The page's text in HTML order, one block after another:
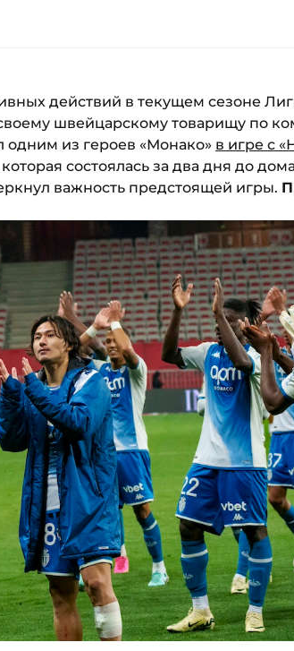
действий в текущем сезоне
швейцарскому товарищу по
одним из героев «Монако» в игре с
состоялась за два дня до
важность предстоящей игры.